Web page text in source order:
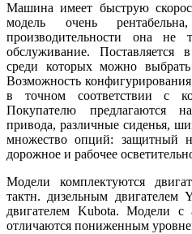
Машина имеет быструю
модель очень
производительности она не
обслуживание. Поставляется
среди которых можно
Возможность
в точном соответствии с
Покупателю предлагаются
привода, различные сиденья,
множество опций: защитный
дорожное и рабочее
Модели комплектуются
тактн. дизельным двигателем
двигателем Kubota. Модели с
отличаются пониженным